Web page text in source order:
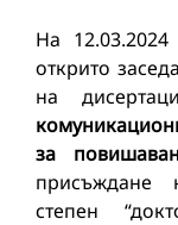
На
открито
на
за
присъждане
степен